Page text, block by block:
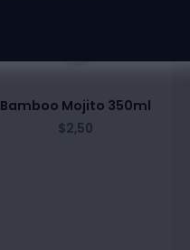
Bamboo Mojito 350ml
$2,50